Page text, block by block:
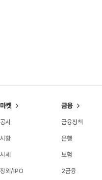
마켓
공시
시황
시세
장외/IPO
금융
금융정책
은행
보험
2금융